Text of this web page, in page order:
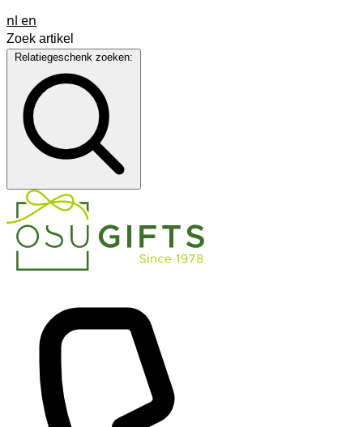
nl en
Relatiegeschenk zoeken: